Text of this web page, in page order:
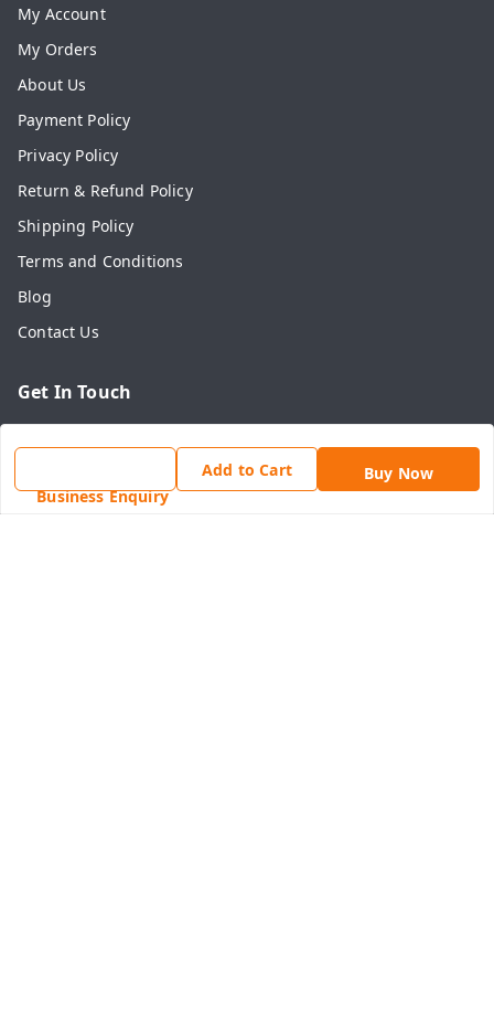
Business Enquiry
Add to Cart Buy Now
My Account
My Orders
About Us
Payment Policy
Privacy Policy
Return & Refund Policy
Shipping Policy
Terms and Conditions
Blog
Contact Us
Get In Touch
online@shahadwale.com